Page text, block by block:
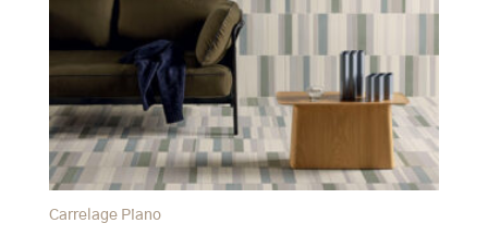
Carrelage Piano